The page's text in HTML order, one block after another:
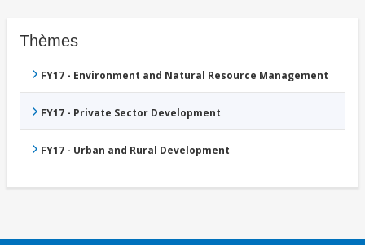
Thèmes
FY17 - Environment and Natural Resource Management
FY17 - Private Sector Development
FY17 - Urban and Rural Development